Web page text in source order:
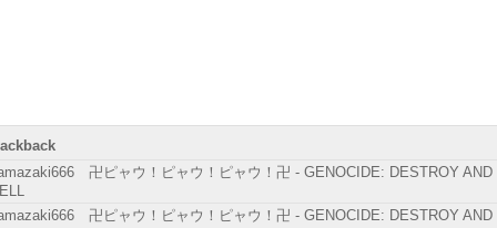
卍ピャウ！ピャウ！ピャウ！卍 - GENOCIDE: DESTROY AND
卍ピャウ！ピャウ！ピャウ！卍 - GENOCIDE: DESTROY AND